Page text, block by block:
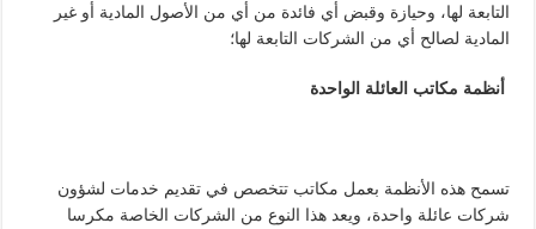
التابعة لها، وحيازة وقبض أي فائدة من أي من الأصول المادية أو غير
المادية لصالح أي من الشركات التابعة لها؛
أنظمة مكاتب العائلة الواحدة
تسمح هذه الأنظمة بعمل مكاتب تتخصص في تقديم خدمات لشؤون
شركات عائلة واحدة، ويعد هذا النوع من الشركات الخاصة مكرسا